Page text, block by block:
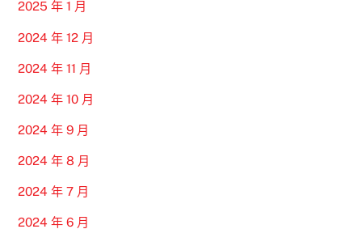
2025 年 1 月
2024 年 12 月
2024 年 11 月
2024 年 10 月
2024 年 9 月
2024 年 8 月
2024 年 7 月
2024 年 6 月